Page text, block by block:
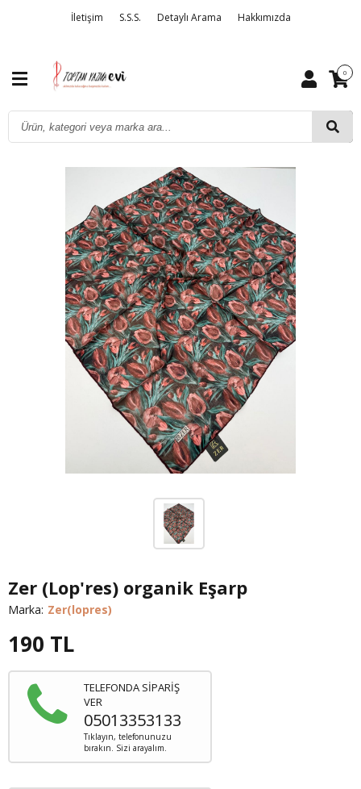
İletişim S.S.S. Detaylı Arama Hakkımızda
0
Zer (Lop'res) organik Eşarp
Marka: Zer(lopres)
190 TL
TELEFONDA SİPARİŞ
VER
05013353133
Tıklayın, telefonunuzu
bırakın. Sizi arayalım.